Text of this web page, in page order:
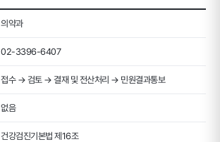
의약과
02-3396-6407
접수 → 검토 → 결재 및 전산처리 → 민원결과통보
없음
건강검진기본법 제16조